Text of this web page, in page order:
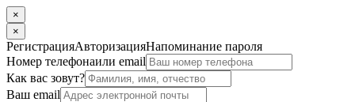
×
×
РегистрацияАвторизацияНапоминание пароля
Номер телефонаили email
Как вас зовут?
Ваш email